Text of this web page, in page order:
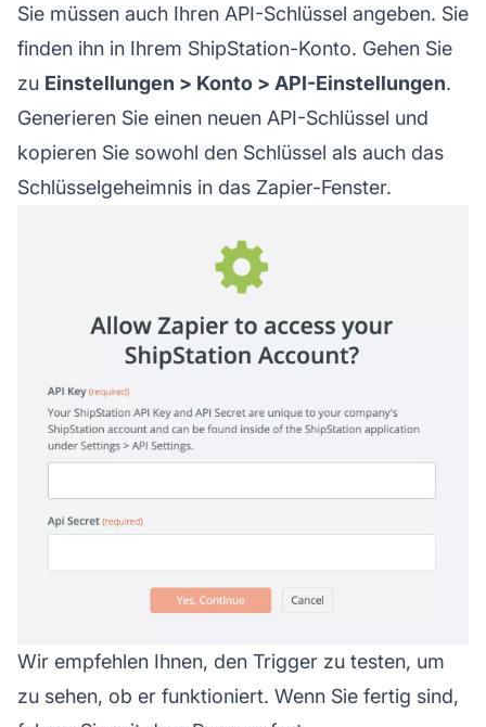
Sie müssen auch Ihren API-Schlüssel angeben. Sie
finden ihn in Ihrem ShipStation-Konto. Gehen Sie
zu Einstellungen > Konto > API-Einstellungen.
Generieren Sie einen neuen API-Schlüssel und
kopieren Sie sowohl den Schlüssel als auch das
Schlüsselgeheimnis in das Zapier-Fenster.
Wir empfehlen Ihnen, den Trigger zu testen, um
zu sehen, ob er funktioniert. Wenn Sie fertig sind,